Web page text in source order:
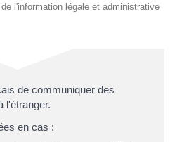
l'information légale et administrative
de communiquer des
l'étranger.
en cas :